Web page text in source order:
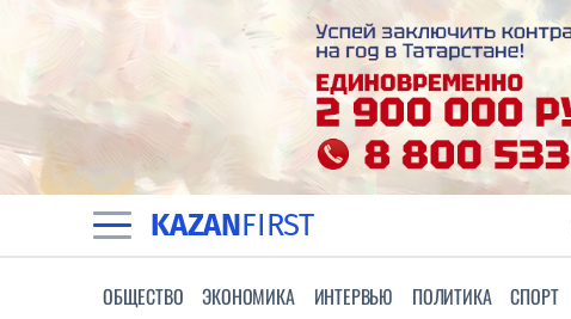
KAZANFIRST
ОБЩЕСТВО ЭКОНОМИКА ИНТЕРВЬЮ ПОЛИТИКА СПОРТ